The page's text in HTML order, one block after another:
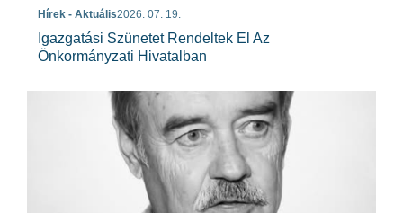
Hírek - Aktuális2026. 07. 19.
Igazgatási Szünetet Rendeltek El Az
Önkormányzati Hivatalban